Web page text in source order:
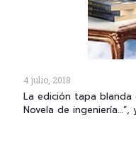
4 julio, 2018
La edición tapa blanda
Novela de